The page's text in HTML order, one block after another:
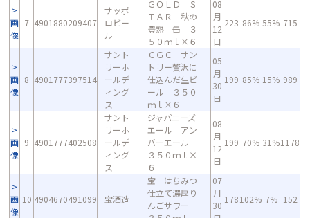
画
像
7 4901880209407
サッポ
ロビー
ル
ＧＯＬＤ Ｓ
ＴＡＲ 秋の
豊熟 缶 ３
５０ｍｌ×６
08
月
12
日
223 86% 55% 715
画
像
8 4901777397514
サント
リーホ
ールデ
ィング
ス
ＣＧＣ サン
トリー贅沢に
仕込んだ生ビ
ール ３５０
ｍｌ×６
05
月
30
日
199 85% 15% 989
画
像
9 4901777402508
サント
リーホ
ールデ
ィング
ス
ジャパニーズ
エール アン
バーエール
３５０ｍｌ×
６
08
月
12
日
199 70% 31%1178
画
像
10 4904670491099 宝酒造
宝 はちみつ
仕立て濃厚り
んごサワー
07
月
30
178102% 7% 152